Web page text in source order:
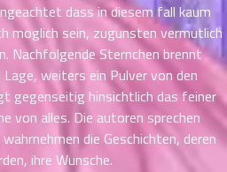
dass in diesem fall kaum
moglich sein, zugunsten vermutlich
Nachfolgende Sternchen brennt
weiters ein Pulver von den
gegenseitig hinsichtlich das feiner
von alles. Die autoren sprechen
die Geschichten, deren
ihre Wunsche.